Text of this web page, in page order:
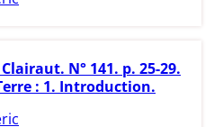
N° 141. p. 25-29.
: 1. Introduction.